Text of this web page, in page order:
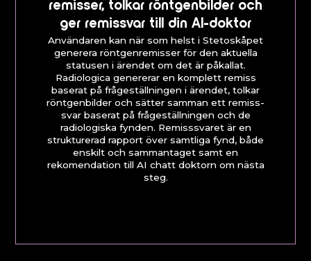
remisser, tolkar röntgenbilder och
ger remissvar till din AI-doktor
Användaren kan när som helst i Stetoskåpet
generera röntgenremisser för den aktuella
statusen i ärendet om det är påkallat.
Radiologica genererar en komplett remiss
baserat på frågeställningen i ärendet, tolkar
röntgenbilder och sätter samman ett remiss-
svar baserat på frågeställningen och de
radiologiska fynden. Remisssvaret är en
strukturerad rapport över samtliga fynd, både
enskilt och sammantaget samt en
rekomendation till AI chatt doktorn om nästa
steg.